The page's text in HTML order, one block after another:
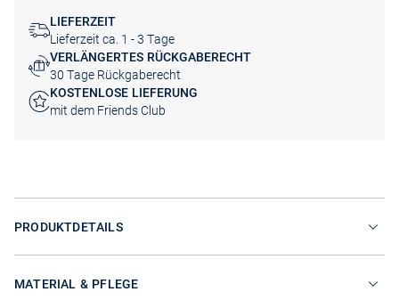
LIEFERZEIT
Lieferzeit ca. 1 - 3 Tage
VERLÄNGERTES RÜCKGABERECHT
30 Tage Rückgaberecht
KOSTENLOSE LIEFERUNG
mit dem Friends Club
PRODUKTDETAILS
MATERIAL & PFLEGE